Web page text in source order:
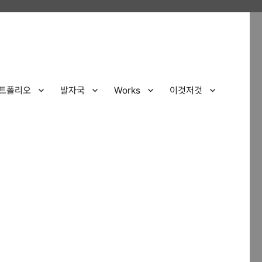
폴리오 발자국 Works 이것저것